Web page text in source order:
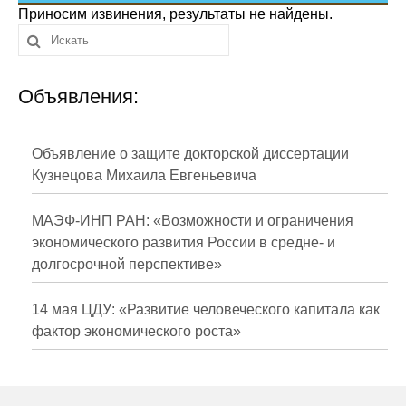
Сотрудники
Отчетность
Противодействие коррупции
Публикации
Научная жизнь
Издания
Проблемы прогнозирования
О журнале
Приносим извинения, результаты не найдены.
Объявления:
Объявление о защите докторской диссертации
Кузнецова Михаила Евгеньевича
МАЭФ-ИНП РАН: «Возможности и ограничения
экономического развития России в средне- и
долгосрочной перспективе»
14 мая ЦДУ: «Развитие человеческого капитала как
фактор экономического роста»